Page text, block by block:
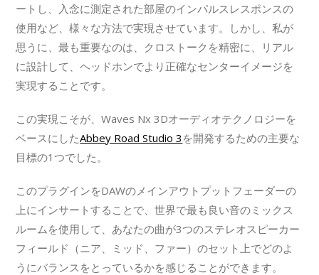
ートし、入念に測定された部屋のインパルスレスポンスの
使用など、様々な方法で実現させています。しかし、私が
思うに、最も重要なのは、クロストークを精密に、リアル
に設計して、ヘッドホンでより正確なセンターイメージを
実現することです。
この実現こそが、Waves Nx 3Dオーディオテクノロジーを
ベースにしたAbbey Road Studio 3 を開発するための主要な
目標の1つでした。
このプラグインをDAWのメインアウトプットフェーダーの
上にインサートすることで、世界で最も良い音のミックス
ルームを使用して、あなたの曲が3つのステレオスピーカー
フィールド（ニア、ミッド、ファー）のセット上でどのよ
うにバランスをとっているかを感じることができます。